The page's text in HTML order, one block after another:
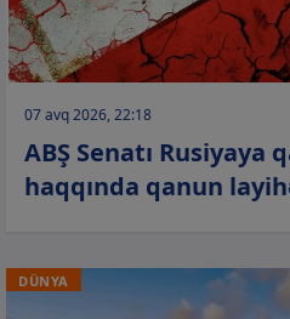
07 avq 2026, 22:18
ABŞ Senatı Rusiyaya
haqqında qanun
DÜNYA